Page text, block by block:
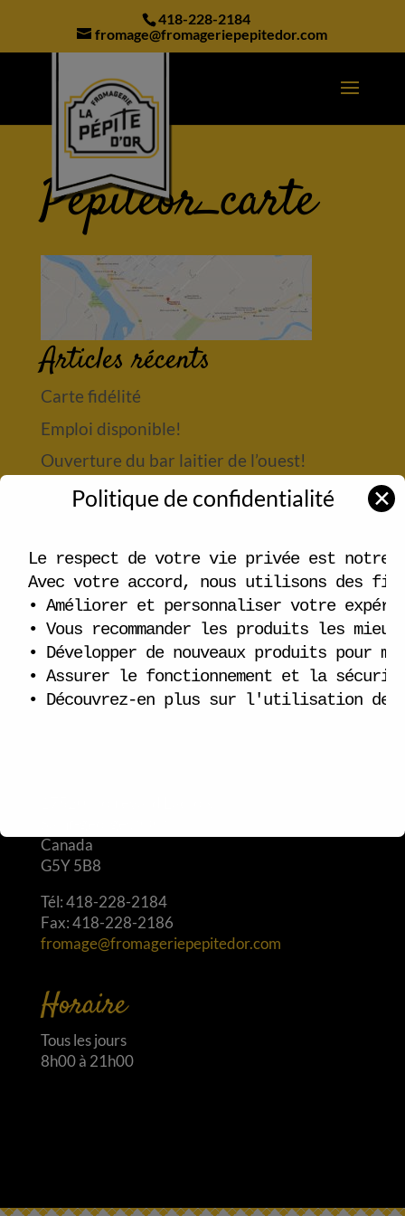
418-228-2184
fromage@fromageriepepitedor.com
Pepiteor_carte
Articles récents
Carte fidélité
Emploi disponible!
Ouverture du bar laitier de l’ouest!
Bonjour tout le monde !
Catégories
Emploi
Nouvelle
Canada
G5Y 5B8
Tél: 418-228-2184
Fax: 418-228-2186
fromage@fromageriepepitedor.com
Horaire
Tous les jours
8h00 à 21h00
modal-check
Politique de confidentialité ✕
Le respect de votre vie privée est
Avec votre accord, nous utilisons des
• Améliorer et personnaliser votre
• Vous recommander les produits les
• Développer de nouveaux produits pour
• Assurer le fonctionnement et la
• Découvrez-en plus sur l'utilisation